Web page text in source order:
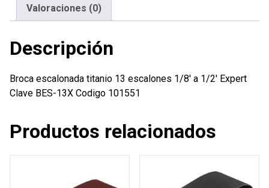
Expert
Valoraciones (0)
Descripción
Broca escalonada titanio 13 escalones 1/8′ a 1/2′ Expert
Clave BES-13X Codigo 101551
Productos relacionados